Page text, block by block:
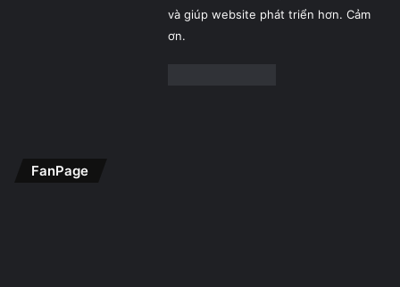
và giúp website phát triển hơn. Cảm
ơn.
FanPage